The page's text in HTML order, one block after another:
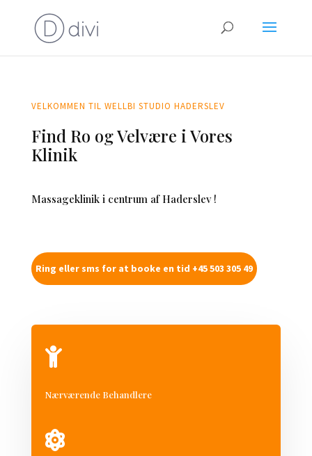
VELKOMMEN TIL WELLBI STUDIO HADERSLEV
Find Ro og Velvære i Vores
Klinik
Massageklinik i centrum af Haderslev !
Ring eller sms for at booke en tid +45 503 305 49

Nærværende Behandlere
